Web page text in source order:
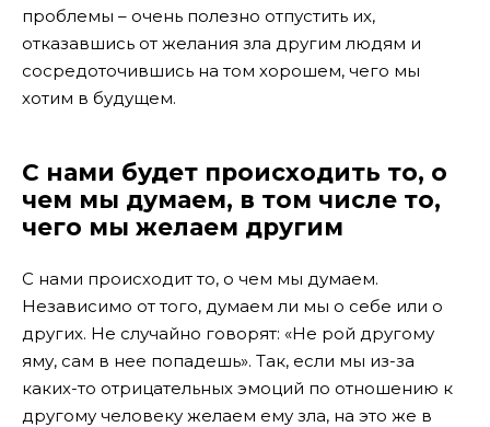
проблемы – очень полезно отпустить их,
отказавшись от желания зла другим людям и
сосредоточившись на том хорошем, чего мы
хотим в будущем.
С нами будет происходить то, о
чем мы думаем, в том числе то,
чего мы желаем другим
С нами происходит то, о чем мы думаем.
Независимо от того, думаем ли мы о себе или о
других. Не случайно говорят: «Не рой другому
яму, сам в нее попадешь». Так, если мы из-за
каких-то отрицательных эмоций по отношению к
другому человеку желаем ему зла, на это же в